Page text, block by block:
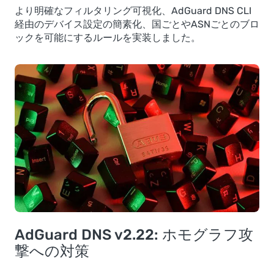
より明確なフィルタリング可視化、AdGuard DNS CLI
経由のデバイス設定の簡素化、国ごとやASNごとのブロ
ックを可能にするルールを実装しました。
AdGuard DNS v2.22: ホモグラフ攻
撃への対策